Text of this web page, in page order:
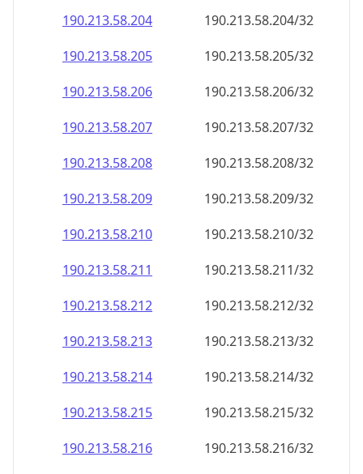
190.213.58.204
190.213.58.204/32
190.213.58.205
190.213.58.205/32
190.213.58.206
190.213.58.206/32
190.213.58.207
190.213.58.207/32
190.213.58.208
190.213.58.208/32
190.213.58.209
190.213.58.209/32
190.213.58.210
190.213.58.210/32
190.213.58.211
190.213.58.211/32
190.213.58.212
190.213.58.212/32
190.213.58.213
190.213.58.213/32
190.213.58.214
190.213.58.214/32
190.213.58.215
190.213.58.215/32
190.213.58.216
190.213.58.216/32